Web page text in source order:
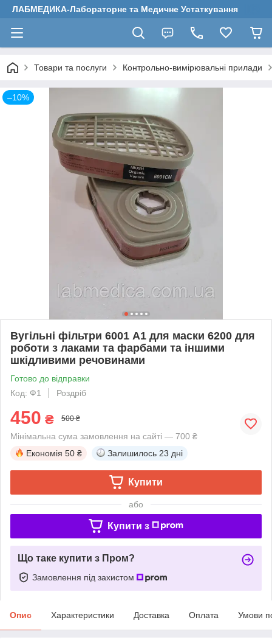
ЛАБМЕДИКА-Лабораторне та Медичне Устаткування
Товари та послуги Контрольно-вимірювальні прилади
–10%
Вугільні фільтри 6001 А1 для маски 6200 для
роботи з лаками та фарбами та іншими
шкідливими речовинами
Готово до відправки
Код: Ф1
Роздріб
450 ₴ 500 ₴
Мінімальна сума замовлення на сайті — 700 ₴
Економія 50 ₴ Залишилось 23 дні
Купити
або
Купити з
Що таке купити з Пром?
Замовлення під захистом
Опис Характеристики Доставка Оплата Умови